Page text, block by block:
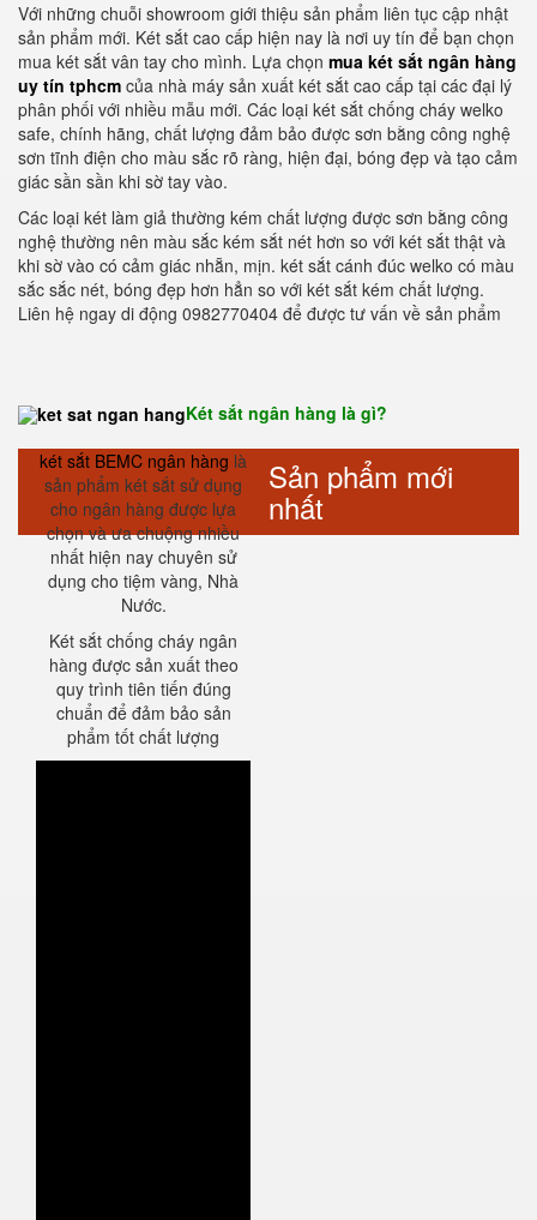
Với những chuỗi showroom giới thiệu sản phẩm liên tục cập nhật
sản phẩm mới. Két sắt cao cấp hiện nay là nơi uy tín để bạn chọn
mua két sắt vân tay cho mình. Lựa chọn mua két sắt ngân hàng
uy tín tphcm của nhà máy sản xuất két sắt cao cấp tại các đại lý
phân phối với nhiều mẫu mới. Các loại két sắt chống cháy welko
safe, chính hãng, chất lượng đảm bảo được sơn bằng công nghệ
sơn tĩnh điện cho màu sắc rõ ràng, hiện đại, bóng đẹp và tạo cảm
giác sần sần khi sờ tay vào.
Các loại két làm giả thường kém chất lượng được sơn bằng công
nghệ thường nên màu sắc kém sắt nét hơn so với két sắt thật và
khi sờ vào có cảm giác nhẵn, mịn. két sắt cánh đúc welko có màu
sắc sắc nét, bóng đẹp hơn hẳn so với két sắt kém chất lượng.
Liên hệ ngay di động 0982770404 để được tư vấn về sản phẩm
Két sắt ngân hàng là gì?
két sắt BEMC ngân hàng là
sản phẩm két sắt sử dụng
cho ngân hàng được lựa
chọn và ưa chuộng nhiều
nhất hiện nay chuyên sử
dụng cho tiệm vàng, Nhà
Nước.
Két sắt chống cháy ngân
hàng được sản xuất theo
quy trình tiên tiến đúng
chuẩn để đảm bảo sản
phẩm tốt chất lượng
Sản phẩm mới
nhất